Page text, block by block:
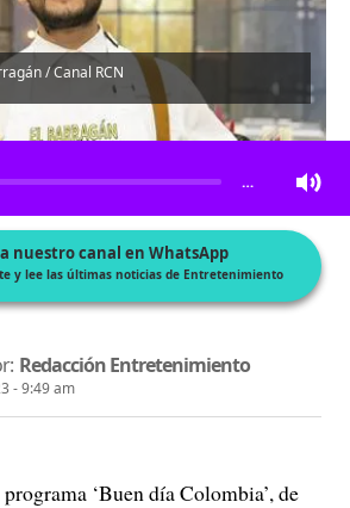
/ Canal RCN
el artículo
…
nuestro canal en WhatsApp
y lee las últimas noticias de Entretenimiento
Redacción Entretenimiento
- 9:49 am
‘Buen día Colombia’, de